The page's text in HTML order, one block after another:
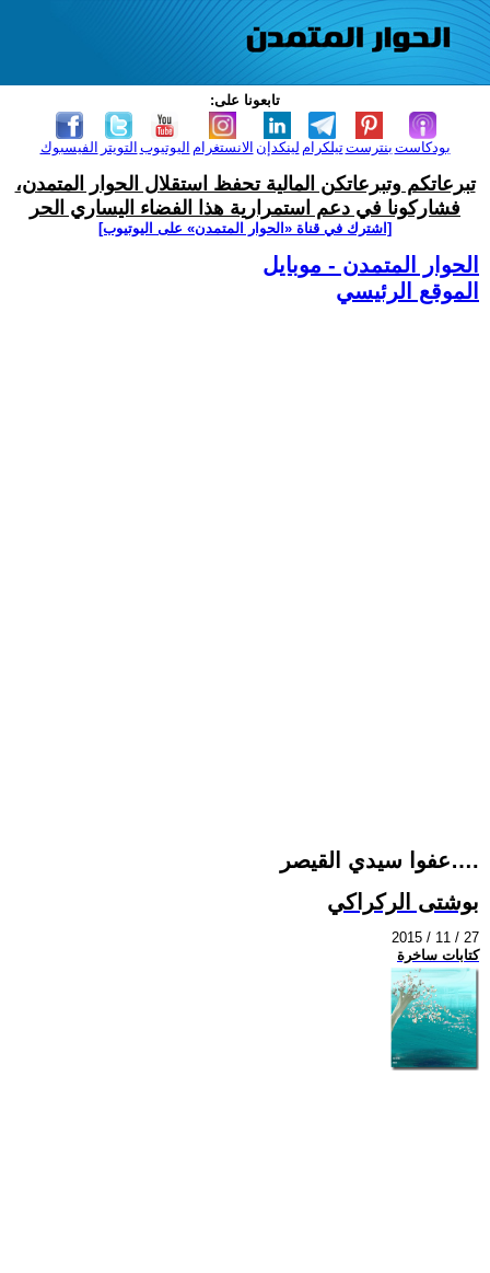
تابعونا على:
الفيسبوك التويتر اليوتيوب الانستغرام لينكدإن تيلكرامبنترست بودكاست
تبرعاتكم وتبرعاتكن المالية تحفظ استقلال الحوار المتمدن،
فشاركونا في دعم استمرارية هذا الفضاء اليساري الحر
[اشترك في قناة ‫«الحوار المتمدن» على اليوتيوب]
الحوار المتمدن - موبايل
الموقع الرئيسي
عفوا سيدي القيصر….
بوشتى الركراكي
2015 / 11 / 27
كتابات ساخرة